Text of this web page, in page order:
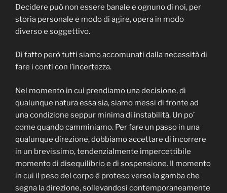
Decidere può non essere banale e ognuno di noi, per
storia personale e modo di agire, opera in modo
diverso e soggettivo.
Di fatto però tutti siamo accomunati dalla necessità di
fare i conti con l’incertezza.
Nel momento in cui prendiamo una decisione, di
qualunque natura essa sia, siamo messi di fronte ad
una condizione seppur minima di instabilità. Un po’
come quando camminiamo. Per fare un passo in una
qualunque direzione, dobbiamo accettare di incorrere
in un brevissimo, tendenzialmente impercettibile
momento di disequilibrio e di sospensione. Il momento
in cui il peso del corpo è proteso verso la gamba che
segna la direzione, sollevandosi contemporaneamente